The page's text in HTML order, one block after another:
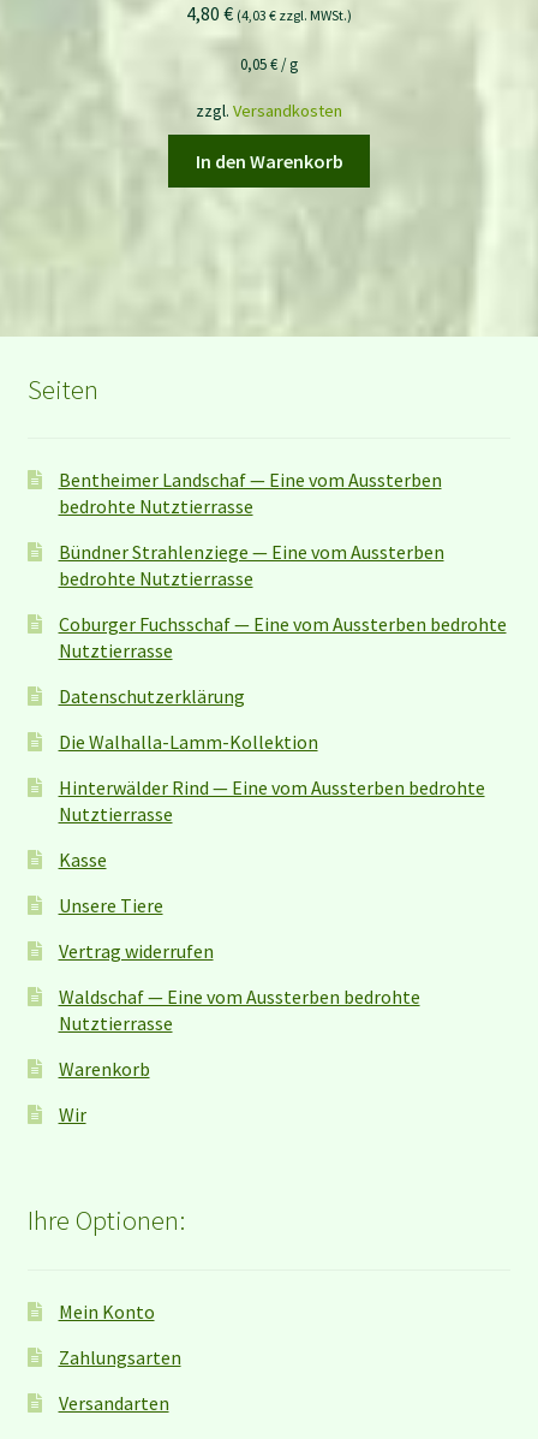
4,80 € (4,03 € zzgl. MWSt.)
0,05€/g
zzgl. Versandkosten
In den Warenkorb
Seiten
Bentheimer Landschaf — Eine vom Aussterben
bedrohte Nutztierrasse
Bündner Strahlenziege — Eine vom Aussterben
bedrohte Nutztierrasse
Coburger Fuchsschaf — Eine vom Aussterben bedrohte
Nutztierrasse
Datenschutzerklärung
Die Walhalla-Lamm-Kollektion
Hinterwälder Rind — Eine vom Aussterben bedrohte
Nutztierrasse
Kasse
Unsere Tiere
Vertrag widerrufen
Waldschaf — Eine vom Aussterben bedrohte
Nutztierrasse
Warenkorb
Wir
Ihre Optionen:
Mein Konto
Zahlungsarten
Versandarten